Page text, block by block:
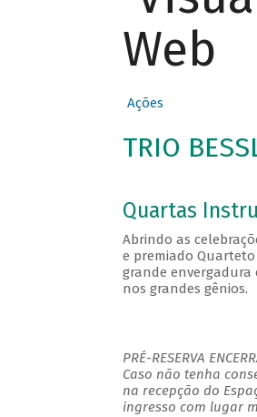
Web
Ações
TRIO
Quartas
Abrindo as
e premiado
grande
nos grandes gênios.
PRÉ-RESERVA
Caso não tenha
na recepção do
ingresso com lugar